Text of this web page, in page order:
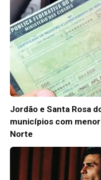
Jordão e Santa Rosa
municípios com
Norte